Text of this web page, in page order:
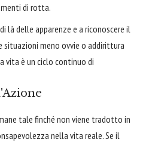
di rotta.
là delle apparenze e a riconoscere il
situazioni meno ovvie o addirittura
vita è un ciclo continuo di
tale finché non viene tradotto in
nella vita reale. Se il